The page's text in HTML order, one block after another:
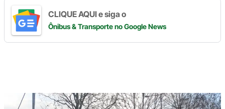
CLIQUE AQUI e siga o
Ônibus & Transporteno Google News